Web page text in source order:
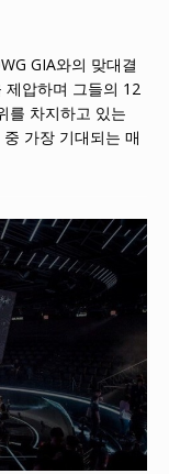
GIA와의 맞대결
제압하며 그들의 12
를 차지하고 있는
가장 기대되는 매